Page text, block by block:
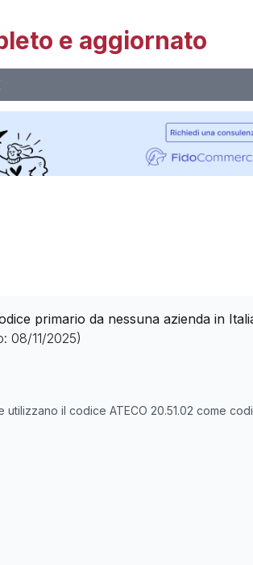
e aggiornato
primario da nessuna azienda in
08/11/2025)
il codice ATECO 20.51.02 come